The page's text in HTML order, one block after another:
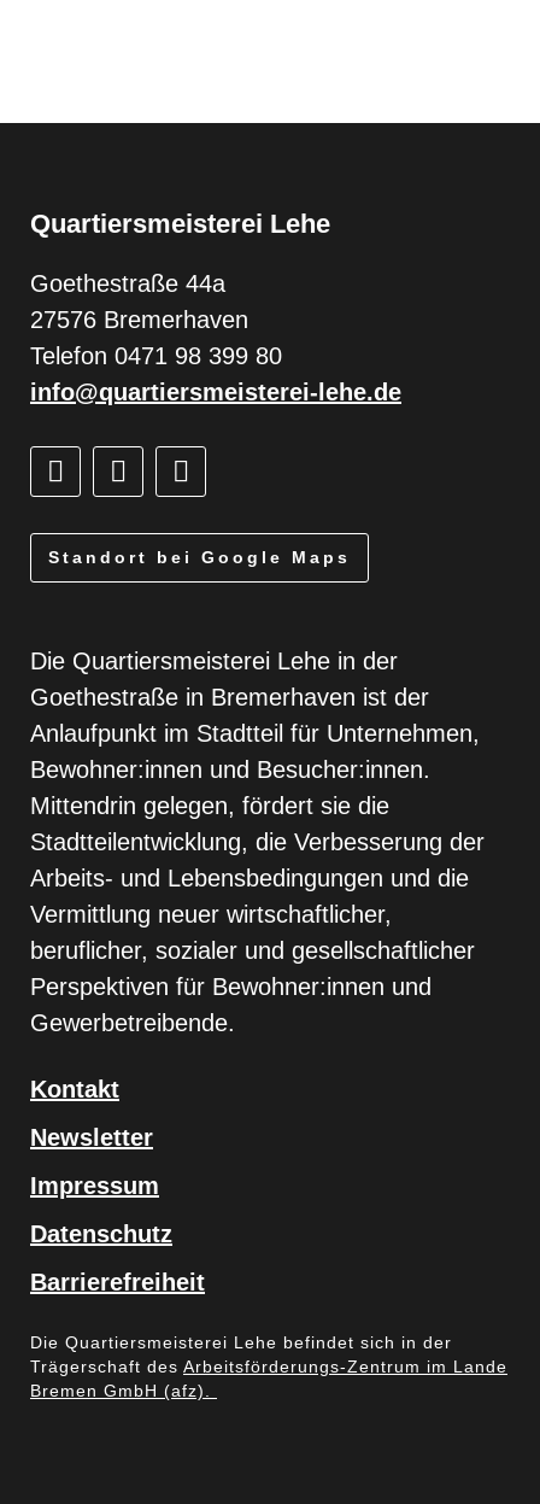
Quartiersmeisterei Lehe
Goethestraße 44a
27576 Bremerhaven
Telefon 0471 98 399 80
info@quartiersmeisterei-lehe.de
Standort bei Google Maps
Die Quartiersmeisterei Lehe in der
Goethestraße in Bremerhaven ist der
Anlaufpunkt im Stadtteil für Unternehmen,
Bewohner:innen und Besucher:innen.
Mittendrin gelegen, fördert sie die
Stadtteilentwicklung, die Verbesserung der
Arbeits- und Lebensbedingungen und die
Vermittlung neuer wirtschaftlicher,
beruflicher, sozialer und gesellschaftlicher
Perspektiven für Bewohner:innen und
Gewerbetreibende.
Kontakt
Newsletter
Impressum
Datenschutz
Barrierefreiheit
Die Quartiersmeisterei Lehe befindet sich in der
Trägerschaft des Arbeitsförderungs-Zentrum im Lande
Bremen GmbH (afz).